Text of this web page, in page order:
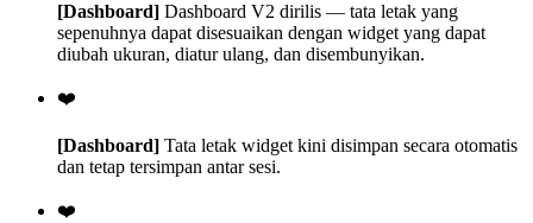
[Dashboard] Dashboard V2 dirilis — tata letak yang
sepenuhnya dapat disesuaikan dengan widget yang dapat
diubah ukuran, diatur ulang, dan disembunyikan.
❤️
[Dashboard] Tata letak widget kini disimpan secara otomatis
dan tetap tersimpan antar sesi.
❤️